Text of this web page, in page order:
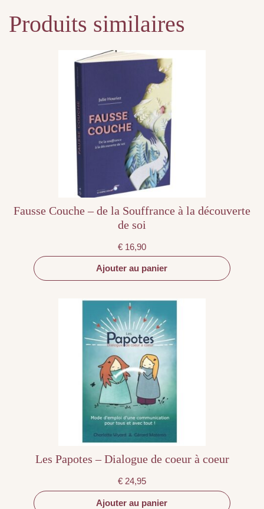
Produits similaires
Fausse Couche – de la Souffrance à la découverte
de soi
€ 16,90
Ajouter au panier
Les Papotes – Dialogue de coeur à coeur
€ 24,95
Ajouter au panier